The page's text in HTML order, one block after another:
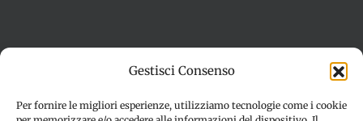
Gestisci Consenso
Per fornire le migliori esperienze, utilizziamo tecnologie come i cookie
Disconoscimento